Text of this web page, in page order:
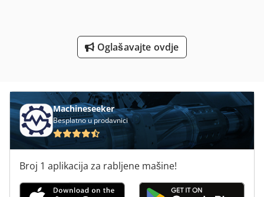
Unutarnje Crijevo Od
V E P Strojevi Gmbh
Oglašavajte ovdje
Machineseeker
Besplatno u prodavnici
Broj 1 aplikacija za rabljene mašine!